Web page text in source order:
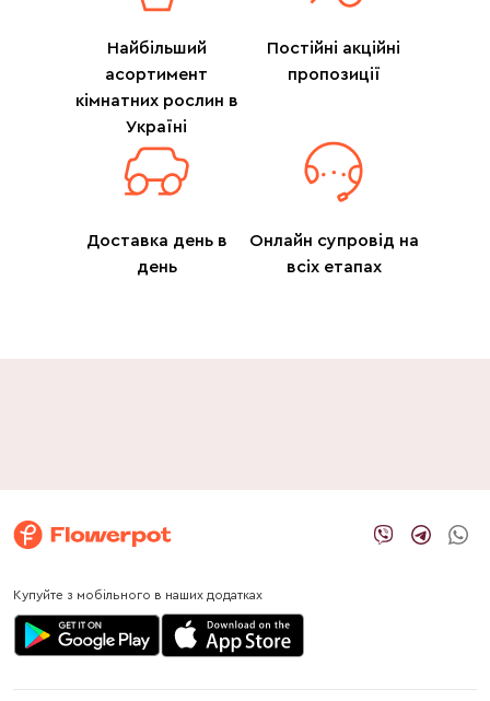
Найбільший
асортимент
кімнатних рослин в
Україні
Постійні акційні
пропозиції
Доставка день в
день
Онлайн супровід на
всіх етапах
Купуйте з мобільного в наших додатках